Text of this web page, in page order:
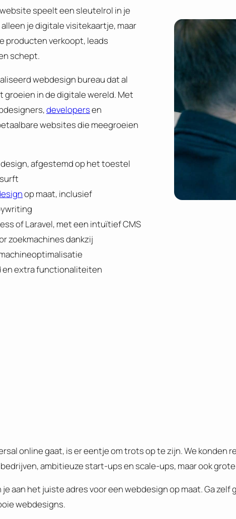
speelt een sleutelrol in je
je digitale visitekaartje, maar
producten verkoopt, leads
schept.
webdesign bureau dat al
groeien in de digitale wereld. Met
developersen
websites die meegroeien
afgestemd op het toestel
op maat, inclusief
of Laravel, met een intuïtief CMS
zoekmachines dankzij
en extra functionaliteiten
online gaat, is er eentje om trots op te zijn. We konden
ambitieuze start-ups en scale-ups, maar ook
aan het juiste adres voor een webdesign op maat. Ga zelf
webdesigns.